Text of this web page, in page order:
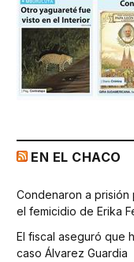
EN EL CHACO
Condenaron a
el femicidio de Erika
El fiscal aseguró que
caso Álvarez Guardia